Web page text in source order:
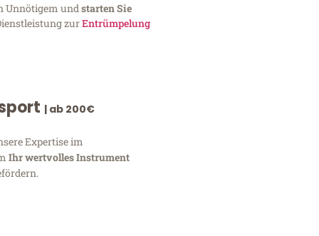
Unnötigem und starten Sie
zurEntrümpelung
| ab 200€
Expertise im
Ihr wertvolles Instrument